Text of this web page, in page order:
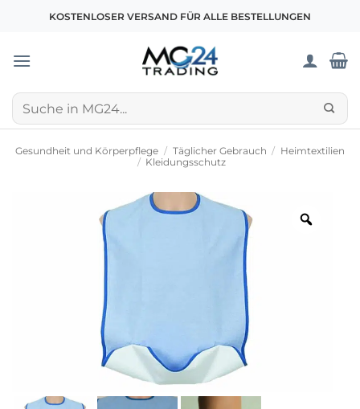
KOSTENLOSER VERSAND FÜR ALLE BESTELLUNGEN
Suchen
nach:
Gesundheit und Körperpflege / Täglicher Gebrauch / Heimtextilien
/ Kleidungsschutz